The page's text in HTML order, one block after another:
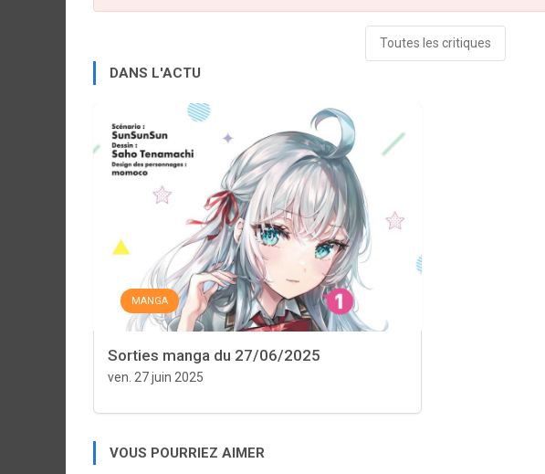
Toutes les critiques
DANS L'ACTU
MANGA
Sorties manga du 27/06/2025
ven. 27 juin 2025
VOUS POURRIEZ AIMER